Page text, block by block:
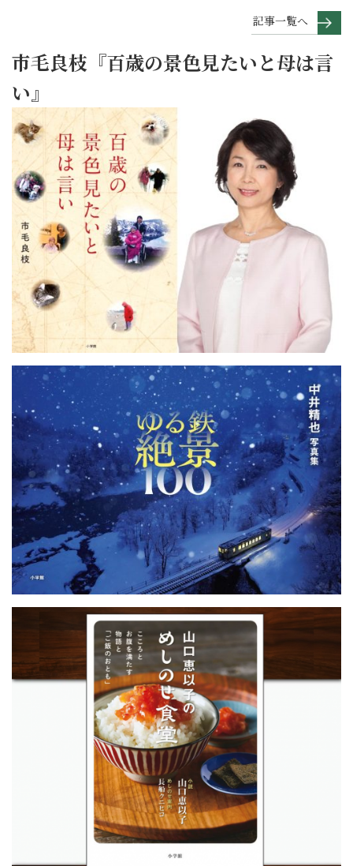
記事一覧へ
市毛良枝『百歳の景色見たいと母は言
い』